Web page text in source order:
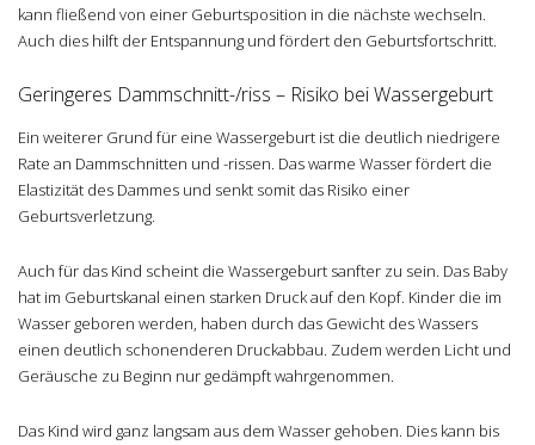
kann fließend von einer Geburtsposition in die nächste wechseln.
Auch dies hilft der Entspannung und fördert den Geburtsfortschritt.
Geringeres Dammschnitt-/riss – Risiko bei Wassergeburt
Ein weiterer Grund für eine Wassergeburt ist die deutlich niedrigere
Rate an Dammschnitten und -rissen. Das warme Wasser fördert die
Elastizität des Dammes und senkt somit das Risiko einer
Geburtsverletzung.
Auch für das Kind scheint die Wassergeburt sanfter zu sein. Das Baby
hat im Geburtskanal einen starken Druck auf den Kopf. Kinder die im
Wasser geboren werden, haben durch das Gewicht des Wassers
einen deutlich schonenderen Druckabbau. Zudem werden Licht und
Geräusche zu Beginn nur gedämpft wahrgenommen.
Das Kind wird ganz langsam aus dem Wasser gehoben. Dies kann bis